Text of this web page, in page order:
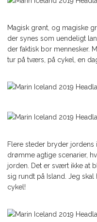
Magisk grønt, og magiske
der synes som uendeligt
der faktisk bor mennesker.
tur på tværs, på cykel, en
Flere steder bryder
drømme agtige scenarier,
jorden. Det er svært ikke at
sig rundt på Island. Jeg
cykel!